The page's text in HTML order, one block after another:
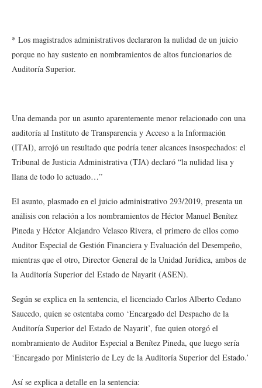
* Los magistrados administrativos declararon la nulidad de un juicio
porque no hay sustento en nombramientos de altos funcionarios de
Auditoría Superior.
Una demanda por un asunto aparentemente menor relacionado con una
auditoría al Instituto de Transparencia y Acceso a la Información
(ITAI), arrojó un resultado que podría tener alcances insospechados: el
Tribunal de Justicia Administrativa (TJA) declaró “la nulidad lisa y
llana de todo lo actuado…”
El asunto, plasmado en el juicio administrativo 293/2019, presenta un
análisis con relación a los nombramientos de Héctor Manuel Benítez
Pineda y Héctor Alejandro Velasco Rivera, el primero de ellos como
Auditor Especial de Gestión Financiera y Evaluación del Desempeño,
mientras que el otro, Director General de la Unidad Jurídica, ambos de
la Auditoría Superior del Estado de Nayarit (ASEN).
Según se explica en la sentencia, el licenciado Carlos Alberto Cedano
Saucedo, quien se ostentaba como ‘Encargado del Despacho de la
Auditoría Superior del Estado de Nayarit’, fue quien otorgó el
nombramiento de Auditor Especial a Benítez Pineda, que luego sería
‘Encargado por Ministerio de Ley de la Auditoría Superior del Estado.’
Así se explica a detalle en la sentencia: